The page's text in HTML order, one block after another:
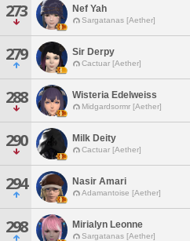
273 Nef Yah
Sargatanas [Aether]
279 Sir Derpy
Cactuar [Aether]
288 Wisteria Edelweiss
Midgardsormr [Aether]
290 Milk Deity
Cactuar [Aether]
294 Nasir Amari
Adamantoise [Aether]
298 Mirialyn Leonne
Sargatanas [Aether]